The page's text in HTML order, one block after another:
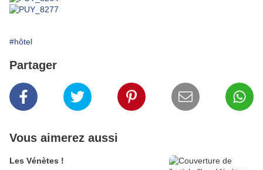
#hôtel
Partager
Vous aimerez aussi
Les Vénètes !